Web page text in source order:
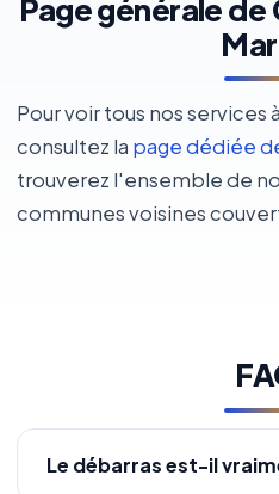
Page générale
Pour voir tous nos
consultez la page dédiée
trouverez l'ensemble de
communes voisines
Le débarras est-il